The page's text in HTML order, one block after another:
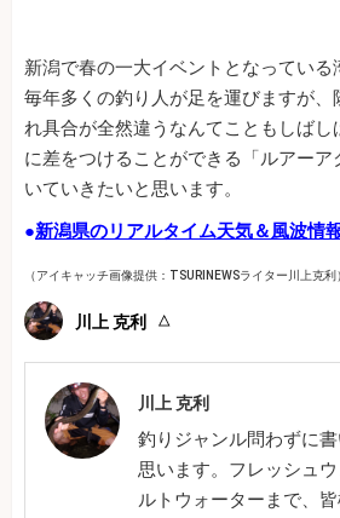
新潟で春の一大イベントとなっている
毎年多くの釣り人が足を運びますが、
れ具合が全然違うなんてこともしば
に差をつけることができる「ルアー
いていきたいと思います。
●新潟県のリアルタイム天気＆風波情
（アイキャッチ画像提供：TSURINEWSライター川上克利
川上 克利
川上 克利
釣りジャンル問わずに
思います。フレッシュ
ルトウォーターまで、